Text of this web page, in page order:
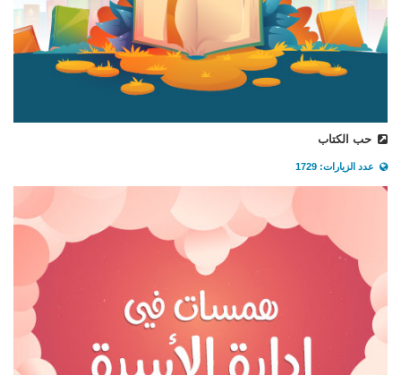
حب الكتاب
عدد الزيارات: 1729